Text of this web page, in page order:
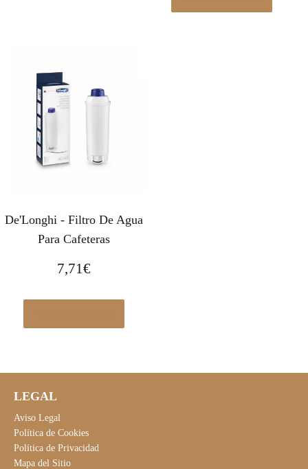
De'Longhi - Filtro De Agua
Para Cafeteras
7,71€
LEGAL
Aviso Legal
Política de Cookies
Política de Privacidad
Mapa del Sitio